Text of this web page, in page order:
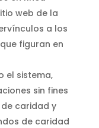
web de la
a los
figuran en
el sistema,
sin fines
caridad y
de caridad